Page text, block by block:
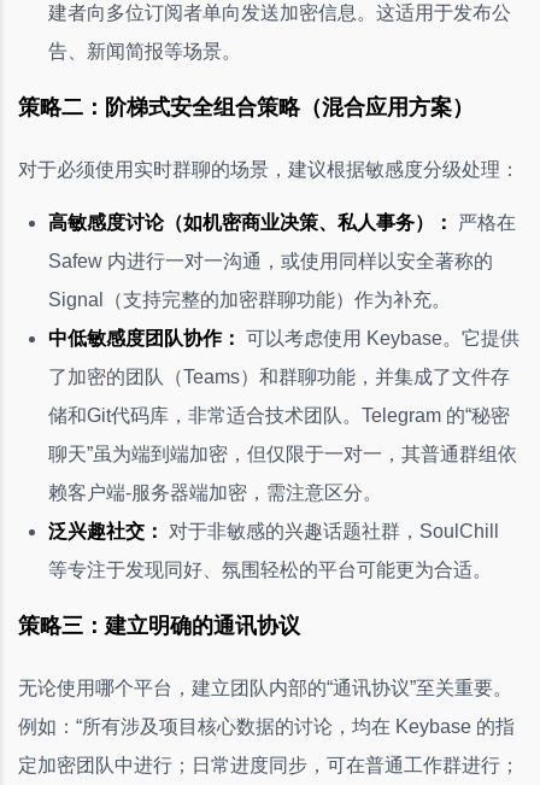
建者向多位订阅者单向发送加密信息。这适用于发布公
告、新闻简报等场景。
策略二：阶梯式安全组合策略（混合应用方案）
对于必须使用实时群聊的场景，建议根据敏感度分级处理：
高敏感度讨论（如机密商业决策、私人事务）：
严格在
Safew 内进行一对一沟通，或使用同样以安全著称的
Signal（支持完整的加密群聊功能）作为补充。
中低敏感度团队协作： 可以考虑使用 Keybase。它提供
了加密的团队（Teams）和群聊功能，并集成了文件存
储和Git代码库，非常适合技术团队。Telegram 的“秘密
聊天”虽为端到端加密，但仅限于一对一，其普通群组依
赖客户端-服务器端加密，需注意区分。
泛兴趣社交：
对于非敏感的兴趣话题社群，SoulChill
等专注于发现同好、氛围轻松的平台可能更为合适。
策略三：建立明确的通讯协议
无论使用哪个平台，建立团队内部的“通讯协议”至关重要。
例如：“所有涉及项目核心数据的讨论，均在 Keybase 的指
定加密团队中进行；日常进度同步，可在普通工作群进行；